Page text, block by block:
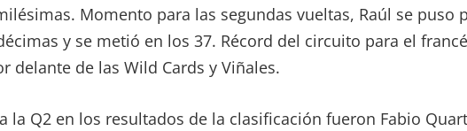
Momento para las segundas vueltas, Raúl se puso
y se metió en los 37. Récord del circuito para el
delante de las Wild Cards y Viñales.
la Q2 en los resultados de la clasificación fueron Fabio